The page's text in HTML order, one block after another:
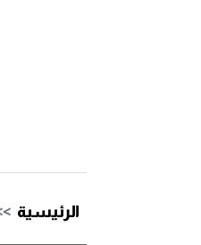
الرئيسية